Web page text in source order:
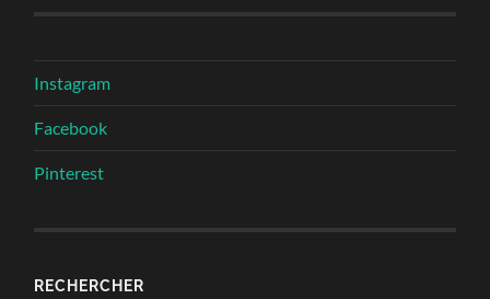
Instagram
Facebook
Pinterest
RECHERCHER